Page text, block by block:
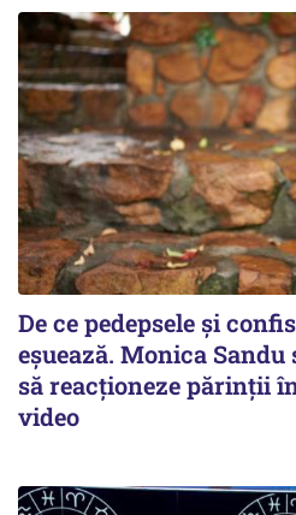
De ce pedepsele și
eșuează. Monica
să reacționeze părinții
video